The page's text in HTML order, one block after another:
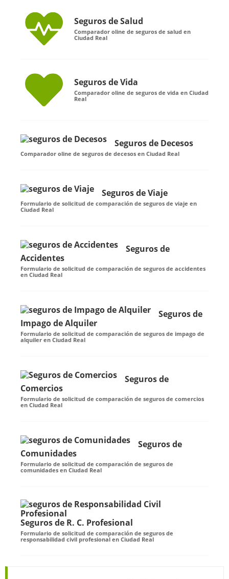
Seguros de Salud
Comparador oline de seguros de salud en
Ciudad Real
Seguros de Vida
Comparador oline de seguros de vida en Ciudad
Real
Seguros de Decesos
Comparador oline de seguros de decesos en Ciudad Real
Seguros de Viaje
Formulario de solicitud de comparación de seguros de viaje en
Ciudad Real
Seguros de
Accidentes
Formulario de solicitud de comparación de seguros de accidentes
en Ciudad Real
Seguros de
Impago de Alquiler
Formulario de solicitud de comparación de seguros de impago de
alquiler en Ciudad Real
Seguros de
Comercios
Formulario de solicitud de comparación de seguros de comercios
en Ciudad Real
Seguros de
Comunidades
Formulario de solicitud de comparación de seguros de
comunidades en Ciudad Real
Seguros de R. C. Profesional
Formulario de solicitud de comparación de seguros de
responsabilidad civil profesional en Ciudad Real